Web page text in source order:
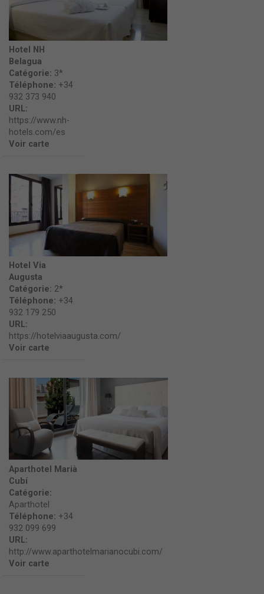
Hotel NH
Belagua
Catégorie: 3*
Téléphone: +34
932 373 940
URL:
https://www.nh-
hotels.com/es
Voir carte
Hotel Via
Augusta
Catégorie: 2*
Téléphone: +34
932 179 250
URL:
https://hotelviaaugusta.com/
Voir carte
Aparthotel Marià
Cubí
Catégorie:
Aparthotel
Téléphone: +34
932 099 699
URL:
http://www.aparthotelmarianocubi.com/
Voir carte